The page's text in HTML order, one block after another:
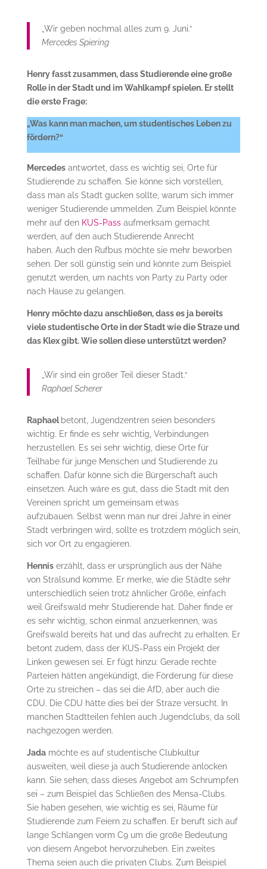
„Wir geben nochmal alles zum 9. Juni.“
Mercedes Spiering
Henry fasst zusammen, dass Studierende eine große
Rolle in der Stadt und im Wahlkampf spielen. Er stellt
die erste Frage:
„Was kann man machen, um studentisches Leben zu
fördern?“
Mercedesantwortet, dass es wichtig sei, Orte für
Studierende zu schaffen. Sie könne sich vorstellen,
dass man als Stadt gucken sollte, warum sich immer
weniger Studierende ummelden. Zum Beispiel könnte
mehr auf den KUS-Passaufmerksam gemacht
werden, auf den auch Studierende Anrecht
haben. Auch den Rufbus möchte sie mehr beworben
sehen. Der soll günstig sein und könnte zum Beispiel
genutzt werden, um nachts von Party zu Party oder
nach Hause zu gelangen.
Henry möchte dazu anschließen, dass es ja bereits
viele studentische Orte in der Stadt wie die Straze und
das Klex gibt. Wie sollen diese unterstützt werden?
„Wir sind ein großer Teil dieser Stadt.“
Raphael Scherer
Raphael betont, Jugendzentren seien besonders
wichtig. Er finde es sehr wichtig, Verbindungen
herzustellen. Es sei sehr wichtig, diese Orte für
Teilhabe für junge Menschen und Studierende zu
schaffen. Dafür könne sich die Bürgerschaft auch
einsetzen. Auch wäre es gut, dass die Stadt mit den
Vereinen spricht um gemeinsam etwas
aufzubauen. Selbst wenn man nur drei Jahre in einer
Stadt verbringen wird, sollte es trotzdem möglich sein,
sich vor Ort zu engagieren.
Henniserzählt, dass er ursprünglich aus der Nähe
von Stralsund komme. Er merke, wie die Städte sehr
unterschiedlich seien trotz ähnlicher Größe, einfach
weil Greifswald mehr Studierende hat. Daher finde er
es sehr wichtig, schon einmal anzuerkennen, was
Greifswald bereits hat und das aufrecht zu erhalten. Er
betont zudem, dass der KUS-Pass ein Projekt der
Linken gewesen sei. Er fügt hinzu: Gerade rechte
Parteien hätten angekündigt, die Förderung für diese
Orte zu streichen – das sei die AfD, aber auch die
CDU. Die CDU hätte dies bei der Straze versucht. In
manchen Stadtteilen fehlen auch Jugendclubs, da soll
nachgezogen werden.
Jadamöchte es auf studentische Clubkultur
ausweiten, weil diese ja auch Studierende anlocken
kann. Sie sehen, dass dieses Angebot am Schrumpfen
sei – zum Beispiel das Schließen des Mensa-Clubs.
Sie haben gesehen, wie wichtig es sei, Räume für
Studierende zum Feiern zu schaffen. Er beruft sich auf
lange Schlangen vorm C9 um die große Bedeutung
von diesem Angebot hervorzuheben. Ein zweites
Thema seien auch die privaten Clubs. Zum Beispiel